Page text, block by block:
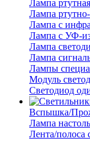
Лампа
Лампа
Лампа с
Лампа с УФ-
Лампа
Лампа
Лампы
Модуль
Светодиод
Вспышка/
Лампа
Лента/полоса